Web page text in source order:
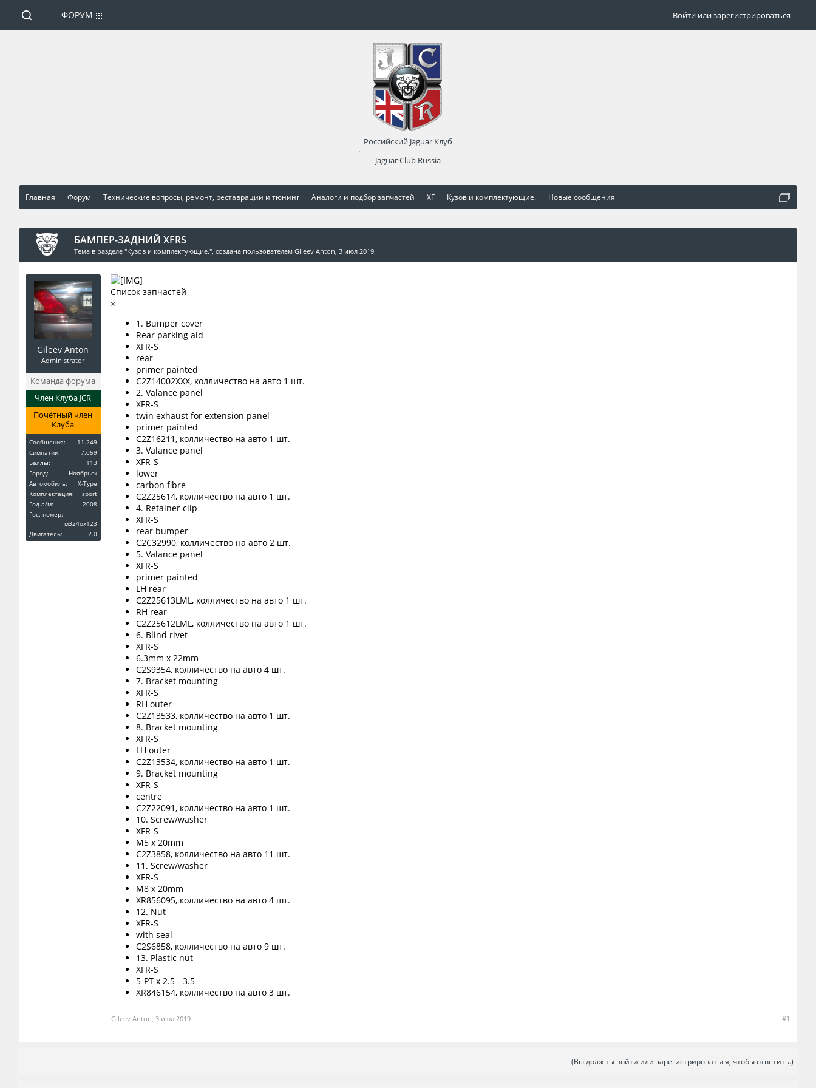
Главная Форум Технические вопросы, ремонт, реставрации и тюнинг Аналоги и подбор запчастей XF Кузов и комплектующие. Новые сообщения
БАМПЕР-ЗАДНИЙ XFRS
Тема в разделе "Кузов и комплектующие.", создана пользователем Gileev Anton, 3 июл 2019.
Gileev Anton
Administrator
Команда форума
Член Клуба JCR
Почётный член
Клуба
Сообщения:
11.249
Симпатии:
7.059
Баллы:
113
Город:
Ноябрьск
Автомобиль:
X-Type
Комплектация:
sport
Год a/м:
2008
Гос. номер:
м324ох123
Двигатель:
2.0
Список запчастей
×
1. Bumper cover
Rear parking aid
XFR-S
rear
primer painted
C2Z14002XXX, колличество на авто 1 шт.
2. Valance panel
XFR-S
twin exhaust for extension panel
primer painted
C2Z16211, колличество на авто 1 шт.
3. Valance panel
XFR-S
lower
carbon fibre
C2Z25614, колличество на авто 1 шт.
4. Retainer clip
XFR-S
rear bumper
C2C32990, колличество на авто 2 шт.
5. Valance panel
XFR-S
primer painted
LH rear
C2Z25613LML, колличество на авто 1 шт.
RH rear
C2Z25612LML, колличество на авто 1 шт.
6. Blind rivet
XFR-S
6.3mm x 22mm
C2S9354, колличество на авто 4 шт.
7. Bracket mounting
XFR-S
RH outer
C2Z13533, колличество на авто 1 шт.
8. Bracket mounting
XFR-S
LH outer
C2Z13534, колличество на авто 1 шт.
9. Bracket mounting
XFR-S
centre
C2Z22091, колличество на авто 1 шт.
10. Screw/washer
XFR-S
M5 x 20mm
C2Z3858, колличество на авто 11 шт.
11. Screw/washer
XFR-S
M8 x 20mm
XR856095, колличество на авто 4 шт.
12. Nut
XFR-S
with seal
C2S6858, колличество на авто 9 шт.
13. Plastic nut
XFR-S
5-PT x 2.5 - 3.5
XR846154, колличество на авто 3 шт.
Gileev Anton, 3 июл 2019 #1
(Вы должны войти или зарегистрироваться, чтобы ответить.)
ФОРУМ
Российский Jaguar Клуб
Jaguar Club Russia
Войти или зарегистрироваться